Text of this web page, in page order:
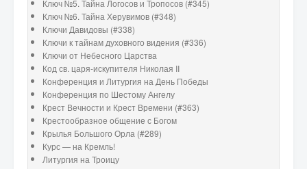
Ключ №5. Тайна Логосов и Тропосов (#345)
Ключ №6. Тайна Херувимов (#348)
Ключи Давидовы (#338)
Ключи к тайнам духовного видения (#336)
Ключи от Небесного Царства
Код св. царя-искупителя Николая II
Конференция и Литургия на День Победы
Конференция по Шестому Ангелу
Крест Вечности и Крест Времени (#363)
Крестообразное общение с Богом
Крылья Большого Орла (#289)
Курс — на Кремль!
Литургия на Троицу